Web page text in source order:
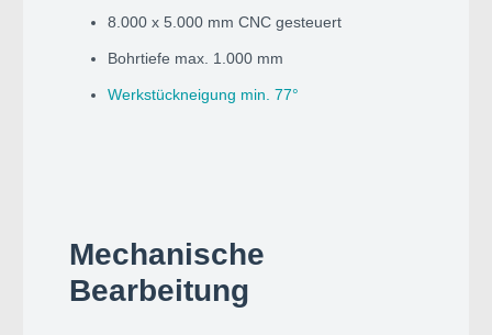
8.000 x 5.000 mm CNC gesteuert
Bohrtiefe max. 1.000 mm
Werkstückneigung min. 77°
Mechanische
Bearbeitung